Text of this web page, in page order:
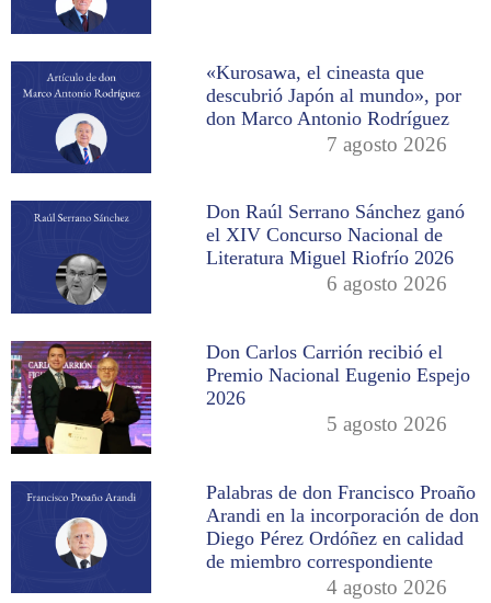
«Kurosawa, el cineasta que
descubrió Japón al mundo», por
don Marco Antonio Rodríguez
7 agosto 2026
Don Raúl Serrano Sánchez ganó
el XIV Concurso Nacional de
Literatura Miguel Riofrío 2026
6 agosto 2026
Don Carlos Carrión recibió el
Premio Nacional Eugenio Espejo
2026
5 agosto 2026
Palabras de don Francisco Proaño
Arandi en la incorporación de don
Diego Pérez Ordóñez en calidad
de miembro correspondiente
4 agosto 2026